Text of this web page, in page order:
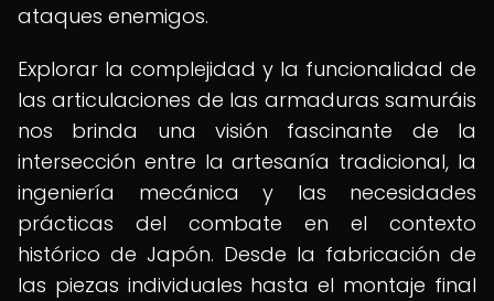
ataques enemigos.
Explorar la complejidad y la funcionalidad de
las articulaciones de las armaduras samuráis
nos brinda una visión fascinante de la
intersección entre la artesanía tradicional, la
ingeniería mecánica y las necesidades
prácticas del combate en el contexto
histórico de Japón. Desde la fabricación de
las piezas individuales hasta el montaje final